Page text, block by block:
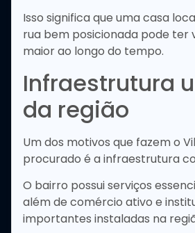
Isso significa que uma casa
rua bem posicionada pode ter
maior ao longo do tempo.
Infraestrutura
da região
Um dos motivos que fazem o
procurado é a infraestrutura
O bairro possui serviços
além de comércio ativo e
importantes instaladas na